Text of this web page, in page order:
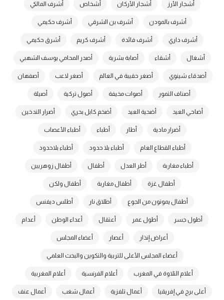
أشجار الأرز أشجار الأركان أشخاص أشرف المالكي
أشرف بالمودن أشرف بن الشرقي أشرف حكيمي
أشرف داري أشرف فائدة أشرف كريم أشرق حكيمي
أشغال أشقاء أصابة بشرية أصدر المحامي يوسف الشهبي
أصدقاء شينوي أصغر حقيبة في العالم أصغر لاعب أصفهان
أصناف التمور أصوات مخيفة أصول تركية أصيلة
أضاحي العيد أضحية العيد أضخم كابل بحري أضرار التدخين
أضرار مادية أطار أطباء أطباء الأعصاب
أطباء القطاع العام أطباء بلا حدود أطباء بلاحدود
أطباء مغاربة أطر العدل أطفال أطفال زوهريين
أطفال غزة أطفال مغاربة أطفال ولكن
أطفال يموتون من الجوع أطلاق نار أطلس ديفنس
أطول جسر أطول عمر أعتقال أعداء الوطن أعدام
أعراض إنذار أعصار أعضاء المجلس
أعضاء المجلس الأعلى للتربية والتكوين والبحث العلمي
أعلام التلاوة في المغرب أعلام الفرنسية أعلام المغربية
أعلى برج في إفريقيا أعمال تلفزية أعمال شغب أعمال عنف